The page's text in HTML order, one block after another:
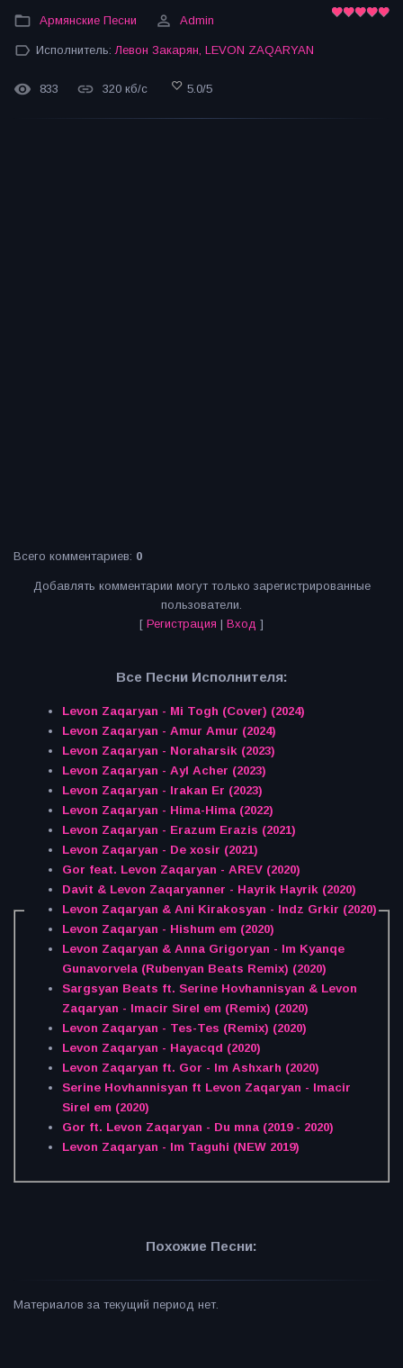
Армянские Песни Admin
Исполнитель: Левон Закарян LEVON ZAQARYAN
833 320 кб/с 5.0/5
Всего комментариев: 0
Добавлять комментарии могут только зарегистрированные
пользователи.
[ Регистрация | Вход ]
Все Песни Исполнителя:
Levon Zaqaryan - Mi Togh (Cover) (2024)
Levon Zaqaryan - Amur Amur (2024)
Levon Zaqaryan - Noraharsik (2023)
Levon Zaqaryan - Ayl Acher (2023)
Levon Zaqaryan - Irakan Er (2023)
Levon Zaqaryan - Hima-Hima (2022)
Levon Zaqaryan - Erazum Erazis (2021)
Levon Zaqaryan - De xosir (2021)
Gor feat. Levon Zaqaryan - AREV (2020)
Davit & Levon Zaqaryanner - Hayrik Hayrik (2020)
Levon Zaqaryan & Ani Kirakosyan - Indz Grkir (2020)
Levon Zaqaryan - Hishum em (2020)
Levon Zaqaryan & Anna Grigoryan - Im Kyanqe
Gunavorvela (Rubenyan Beats Remix) (2020)
Sargsyan Beats ft. Serine Hovhannisyan & Levon
Zaqaryan - Imacir Sirel em (Remix) (2020)
Levon Zaqaryan - Tes-Tes (Remix) (2020)
Levon Zaqaryan - Hayacqd (2020)
Levon Zaqaryan ft. Gor - Im Ashxarh (2020)
Serine Hovhannisyan ft Levon Zaqaryan - Imacir
Sirel em (2020)
Gor ft. Levon Zaqaryan - Du mna (2019 - 2020)
Levon Zaqaryan - Im Taguhi (NEW 2019)
Похожие Песни:
Материалов за текущий период нет.